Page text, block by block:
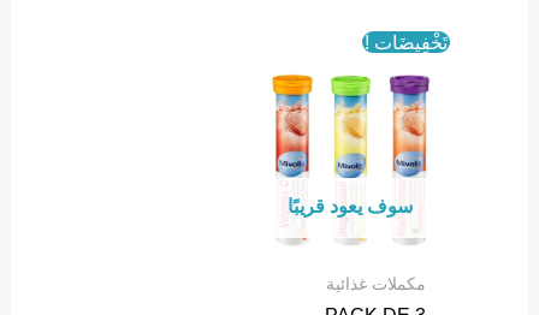
تَخْفِيضَات !
سوف يعود قريبًا
مكملات غذائية